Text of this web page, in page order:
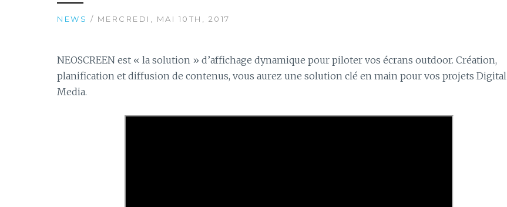
NEWS / MERCREDI, MAI 10TH, 2017
NEOSCREEN est « la solution » d’affichage dynamique pour piloter vos écrans outdoor. Création,
planification et diffusion de contenus, vous aurez une solution clé en main pour vos projets Digital
Media.